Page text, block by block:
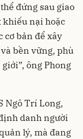
đứng sau giao
khiếu nại hoặc
cơ bản để xây
bền vững, phù
ông Phong
Ngô Trí Long,
danh người
lý, mà đang